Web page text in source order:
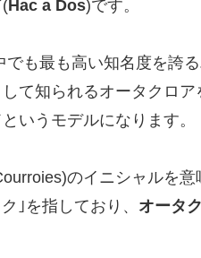
( Hac a Dos)です。
も最も高い知名度を誇
て知られるオータクロ
いうモデルになります。
のイニシャルを意
｣を指しており、 オータ